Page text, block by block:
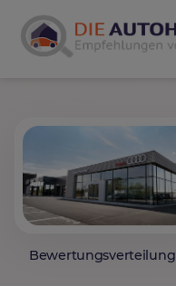
Bewertungsverteilung